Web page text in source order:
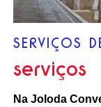
SERVIÇOS
serviços
Na Joloda